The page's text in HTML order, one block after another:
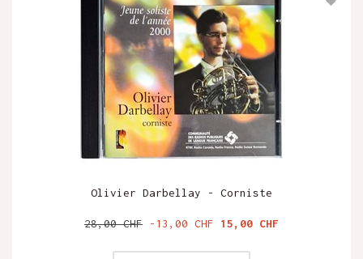
Olivier Darbellay - Corniste
Prix
28,00 CHF -13,00 CHF Prix
15,00 CHF